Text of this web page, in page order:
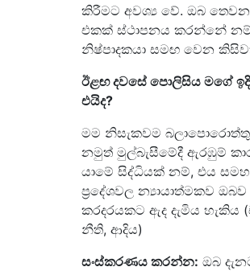
කිරීමට අවශ්‍ය වේ. ඔබ තෙවන
එකක් ස්ථාපනය කරන්නේ
නිෂ්පාදකයා සමඟ වෙන
ඊළඟ දවසේ පොලිසිය මගේ
එයිද?
මම නිසැකවම
නමුත් මුල්බැසීමේදී ඇරඹුම්
යාමේ සිද්ධියක් නම්, එය
ප්‍රදේශවල න්‍යායාත්මකව
කරදරයකට ඇද දැමිය හැකිය
නීති, ආදිය)
සංස්කරණය කරන්න: ඔබ